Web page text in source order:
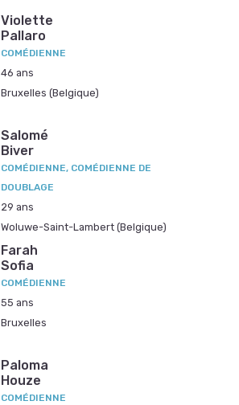
Violette
Pallaro
COMÉDIENNE
46 ans
Bruxelles (Belgique)
Salomé
Biver
COMÉDIENNE, COMÉDIENNE DE
DOUBLAGE
29 ans
Woluwe-Saint-Lambert (Belgique)
Farah
Sofia
COMÉDIENNE
55 ans
Bruxelles
Paloma
Houze
COMÉDIENNE